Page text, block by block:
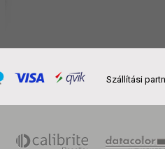
Szállítási